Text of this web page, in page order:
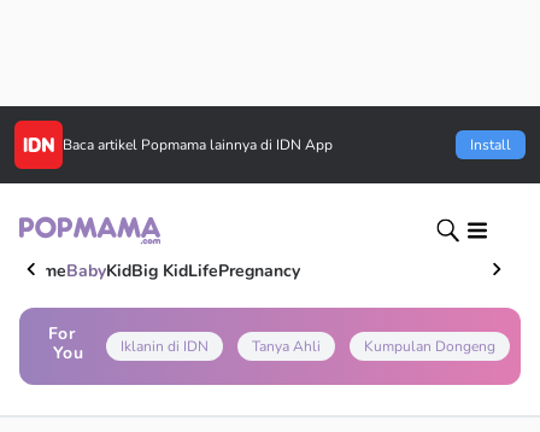
Baca artikel Popmama lainnya di IDN App Install
HomeBabyKidBig KidLifePregnancy
For
You
Iklanin di IDN Tanya Ahli Kumpulan Dongeng